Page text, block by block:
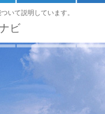
いて説明しています。
ビ